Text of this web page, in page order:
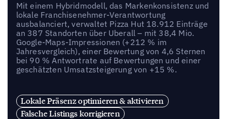
Mit einem Hybridmodell, das Markenkonsistenz und
lokale Franchisenehmer-Verantwortung
ausbalanciert, verwaltet Pizza Hut 18.912 Einträge
an 387 Standorten über Uberall – mit 38,4 Mio.
Google-Maps-Impressionen (+212 % im
Jahresvergleich), einer Bewertung von 4,6 Sternen
bei 90 % Antwortrate auf Bewertungen und einer
geschätzten Umsatzsteigerung von +15 %.
Lokale Präsenz optimieren & aktivieren
Falsche Listings korrigieren